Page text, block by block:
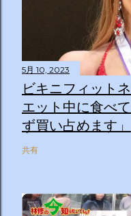
5月 10, 2023
ビキニフィット
エット中に食べ
ず買い占めます」
共有